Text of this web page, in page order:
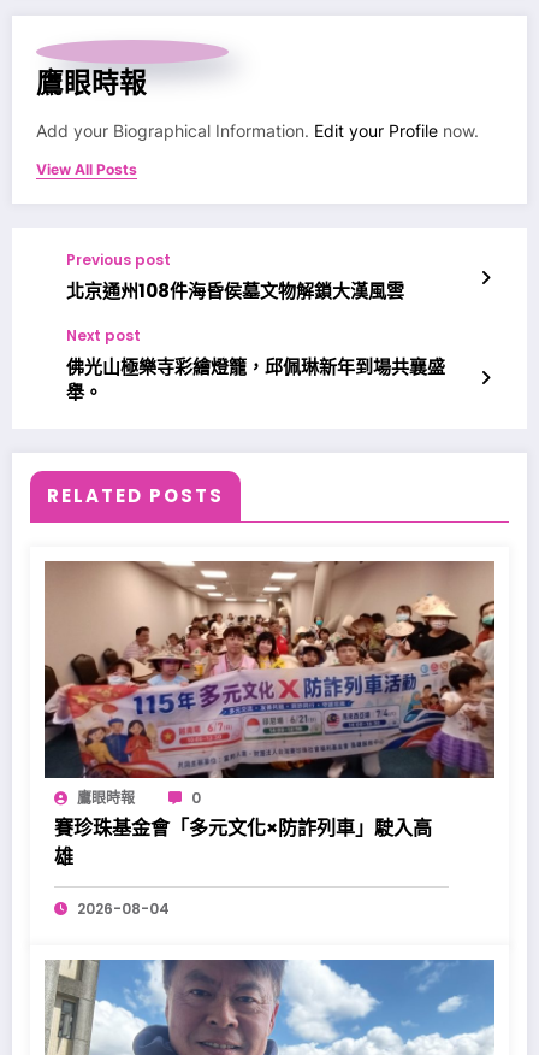
鷹眼時報
Add your Biographical Information. Edit your Profile now.
View All Posts
Previous post
北京通州108件海昏侯墓文物解鎖大漢風雲
Next post
佛光山極樂寺彩繪燈籠，邱佩琳新年到場共襄盛
舉。
RELATED POSTS
鷹眼時報 0
賽珍珠基金會「多元文化×防詐列車」駛入高
雄
2026-08-04